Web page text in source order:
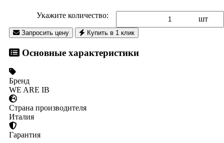
Укажите количество: шт
Запросить цену Купить в 1 клик
Основные характеристики
Бренд
WE ARE IB
Страна производителя
Италия
Гарантия